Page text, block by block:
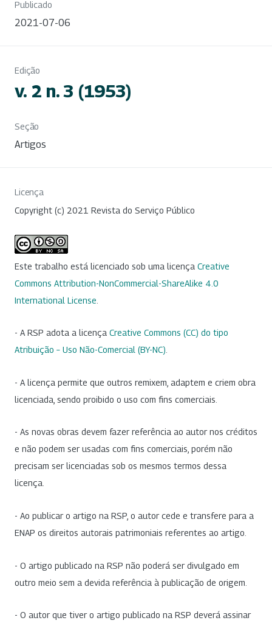
Publicado
2021-07-06
Edição
v. 2 n. 3 (1953)
Seção
Artigos
Licença
Copyright (c) 2021 Revista do Serviço Público
Este trabalho está licenciado sob uma licença Creative
Commons Attribution-NonCommercial-ShareAlike 4.0
International License
- A RSP adota a licença Creative Commons (CC) do tipo
Atribuição – Uso Não-Comercial (BY-NC)
- A licença permite que outros remixem, adaptem e criem obra
licenciada, sendo proibido o uso com fins comerciais.
- As novas obras devem fazer referência ao autor nos créditos
e não podem ser usadas com fins comerciais, porém não
precisam ser licenciadas sob os mesmos termos dessa
licença.
- Ao publicar o artigo na RSP, o autor cede e transfere para a
ENAP os direitos autorais patrimoniais referentes ao artigo.
- O artigo publicado na RSP não poderá ser divulgado em
outro meio sem a devida referência à publicação de origem.
- O autor que tiver o artigo publicado na RSP deverá assinar